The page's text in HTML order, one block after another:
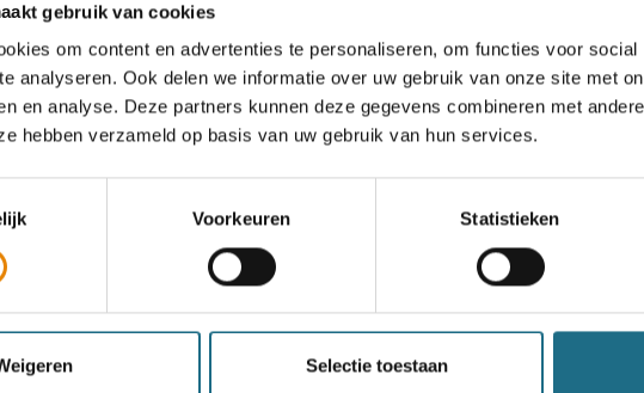
gebruik van cookies
om content en advertenties te personaliseren, om functies voor
analyseren. Ook delen we informatie over uw gebruik van onze site met
en analyse. Deze partners kunnen deze gegevens combineren met
hebben verzameld op basis van uw gebruik van hun services.
Voorkeuren Statistieken
Selectie toestaan
op een ballonvaart
leden bereiken kan kans maken